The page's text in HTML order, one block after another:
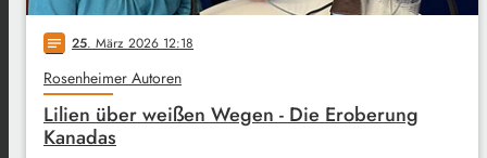
notes 25. März 2026 12:18
Rosenheimer Autoren
Lilien über weißen Wegen - Die Eroberung
Kanadas